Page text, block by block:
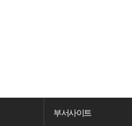
부서사이트